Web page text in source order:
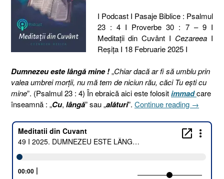
I Podcast I Pasaje Biblice : Psalmul
23 : 4 I Proverbe 30 : 7 – 9 I
Meditaţii din Cuvânt I Cezareea I
Reşiţa I 18 Februarie 2025 I
Dumnezeu este lângă mine !„Chiar dacă ar fi să umblu prin
valea umbrei morţii, nu mă tem de niciun rău, căci Tu eşti cu
mine”. (Psalmul 23 : 4) În ebraică aici este folositimmadcare
înseamnă : „Cu, lângă” sau „alături”. Continue reading „49
2025.
→